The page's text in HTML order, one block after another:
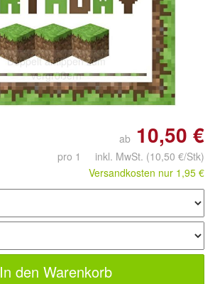
Doppelt antippen zum
vergrößern
ab 10,50 €
pro 1 inkl. MwSt. (10,50 €/Stk)
Versandkosten nur 1,95 €
In den Warenkorb